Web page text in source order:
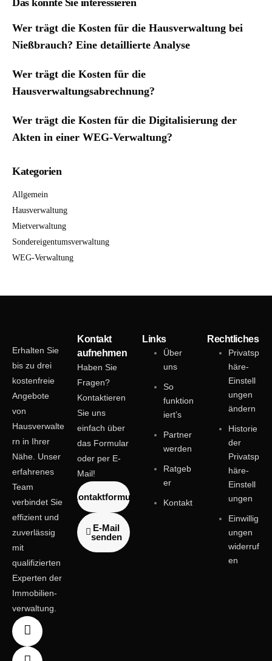
Wer trägt die Kosten für die Hausverwaltung bei
Nießbrauch? Eine detaillierte Analyse
Wer trägt die Kosten für die
Hausverwaltungsabrechnung?
Wer trägt die Kosten für die Digitalisierung der
Akten in einer WEG-Verwaltung?
Kategorien
Allgemein
Hausverwaltung
Mietverwaltung
Sondereigentumsverwaltung
WEG-Verwaltung
Erhalten Sie
bis zu drei
kostenfreie
Angebote
von
Hausverwalte
rn in Ihrer
Nähe. Unser
erfahrenes
Team
verbindet Sie
effizient und
zuverlässig
mit
qualifizierten
Experten der
Immobilien­
verwaltung.
Kontakt
aufnehmen
Haben Sie
Fragen?
Kontaktieren
Sie uns
einfach über
das Formular
oder per E-
Mail!
Kontaktformular
E-Mail
senden
Links
Über
uns
So
funktion
iert’s
Partner
werden
Ratgeb
er
Kontakt
Rechtliches
Privatsp
häre-
Einstell
ungen
ändern
Historie
der
Privatsp
häre-
Einstell
ungen
Einwillig
ungen
widerruf
en